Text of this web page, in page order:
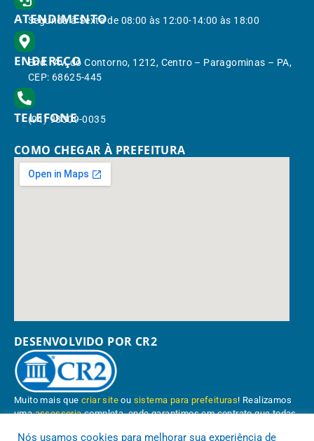
ATENDIMENTO
Segunda à Sexta de 08:00 às 12:00-14:00 às 18:00
ENDEREÇO
End.: Av. do Contorno, 1212, Centro – Paragominas – PA,
CEP: 68625-445
TELEFONE
(91) 98309-0035
COMO CHEGAR À PREFEITURA
DESENVOLVIDO POR CR2
Muito mais quecriar site ou sistema para prefeituras! Realizamos
umaassessoriacompleta, onde garantimos em contrato que todas
Nós usamos cookies para melhorar sua experiência de